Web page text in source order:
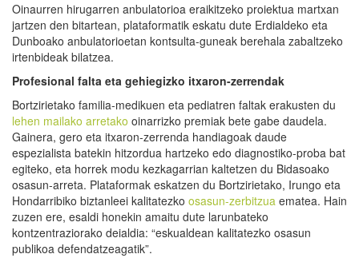
Oinaurren hirugarren anbulatorioa eraikitzeko proiektua martxan
jartzen den bitartean, plataformatik eskatu dute Erdialdeko eta
Dunboako anbulatorioetan kontsulta-guneak berehala zabaltzeko
irtenbideak bilatzea.
Profesional falta eta gehiegizko itxaron-zerrendak
Bortzirietako familia-medikuen eta pediatren faltak erakusten du
lehen mailako arretako oinarrizko premiak bete gabe daudela.
Gainera, gero eta itxaron-zerrenda handiagoak daude
espezialista batekin hitzordua hartzeko edo diagnostiko-proba bat
egiteko, eta horrek modu kezkagarrian kaltetzen du Bidasoako
osasun-arreta. Plataformak eskatzen du Bortzirietako, Irungo eta
Hondarribiko biztanleei kalitatezko osasun-zerbitzua ematea. Hain
zuzen ere, esaldi honekin amaitu dute larunbateko
kontzentraziorako deialdia: “eskualdean kalitatezko osasun
publikoa defendatzeagatik”.